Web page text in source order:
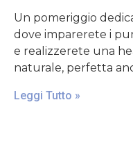
Un pomeriggio
dove imparerete i
e realizzerete una
naturale, perfetta
Leggi Tutto »